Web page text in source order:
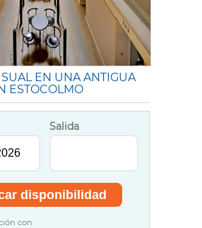
EN UNA ANTIGUA
ESTOCOLMO
Salida
con